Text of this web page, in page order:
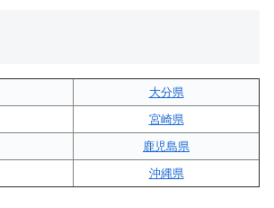
大分県
宮崎県
鹿児島県
沖縄県